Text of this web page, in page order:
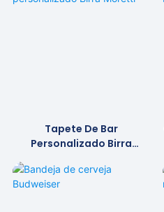
Tapete De Bar
Personalizado Birra